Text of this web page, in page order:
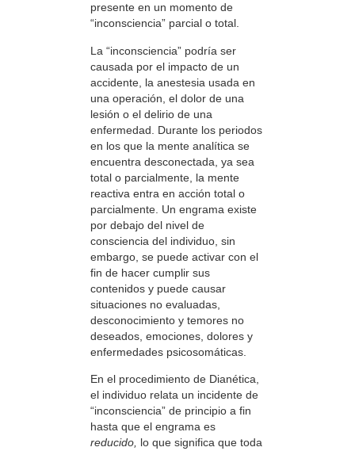
presente en un momento de
“inconsciencia” parcial o total.
La “inconsciencia” podría ser
causada por el impacto de un
accidente, la anestesia usada en
una operación, el dolor de una
lesión o el delirio de una
enfermedad. Durante los periodos
en los que la mente analítica se
encuentra desconectada, ya sea
total o parcialmente, la mente
reactiva entra en acción total o
parcialmente. Un engrama existe
por debajo del nivel de
consciencia del individuo, sin
embargo, se puede activar con el
fin de hacer cumplir sus
contenidos y puede causar
situaciones no evaluadas,
desconocimiento y temores no
deseados, emociones, dolores y
enfermedades psicosomáticas.
En el procedimiento de Dianética,
el individuo relata un incidente de
“inconsciencia” de principio a fin
hasta que el engrama es
reducido, lo que significa que toda